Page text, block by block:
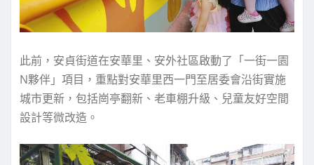
此前，安貞街道在安華里、安外社區啟動了「一街一園
N夥伴」項目，重點對安華里西一門至居委會沿街實施
城市更新，包括崗亭翻新、老車棚升級、兒童友好空間
設計等微改造。